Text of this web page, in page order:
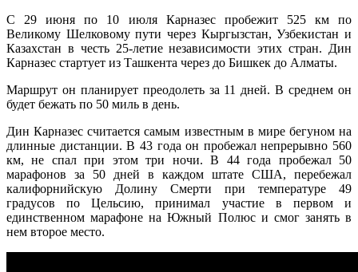
С 29 июня по 10 июля Карназес пробежит 525 км по
Великому Шелковому пути через Кыргызстан, Узбекистан и
Казахстан в честь 25-летие независимости этих стран. Дин
Карназес стартует из Ташкента через до Бишкек до Алматы.
Маршрут он планирует преодолеть за 11 дней. В среднем он
будет бежать по 50 миль в день.
Дин Карназес считается самым известным в мире бегуном на
длинные дистанции. В 43 года он пробежал непрерывно 560
км, не спал при этом три ночи. В 44 года пробежал 50
марафонов за 50 дней в каждом штате США, перебежал
калифорнийскую Долину Смерти при температуре 49
градусов по Цельсию, принимал участие в первом и
единственном марафоне на Южный Полюс и смог занять в
нем второе место.